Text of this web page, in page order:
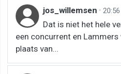
jos_willemsen · 20:56
Dat is niet het hele
een concurrent en
plaats van...